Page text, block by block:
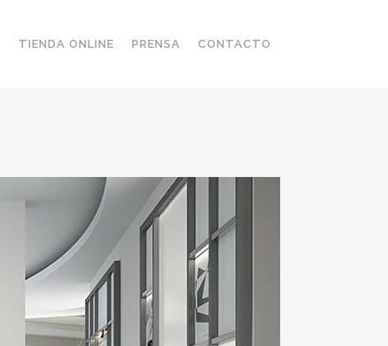
TIENDA ONLINE PRENSA CONTACTO